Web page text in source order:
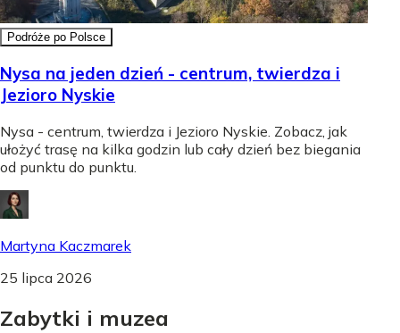
Podróże po Polsce
Nysa na jeden dzień - centrum, twierdza i
Jezioro Nyskie
Nysa - centrum, twierdza i Jezioro Nyskie. Zobacz, jak
ułożyć trasę na kilka godzin lub cały dzień bez biegania
od punktu do punktu.
Martyna Kaczmarek
25 lipca 2026
Zabytki i muzea